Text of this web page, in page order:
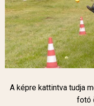
A képre kattintva tudja
fotó